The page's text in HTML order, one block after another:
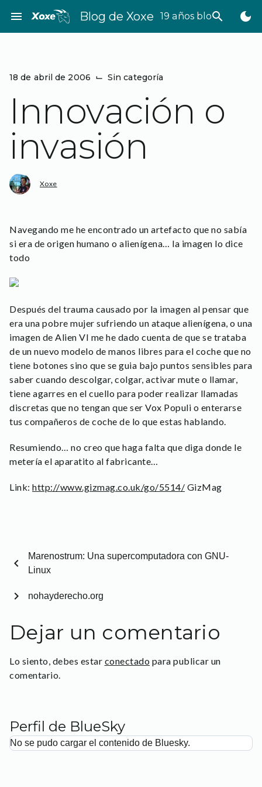
contenido
menu Blog de Xoxe 19 años bloggeando
search dark_mode
18 de abril de 2006 ⌙ Sin categoría
Innovación o
invasión
Xoxe
Navegando me he encontrado un artefacto que no sabía
si era de origen humano o alienígena… la imagen lo dice
todo
Después del trauma causado por la imagen al pensar que
era una pobre mujer sufriendo un ataque alienígena, o una
imagen de Alien VI me he dado cuenta de que se trataba
de un nuevo modelo de manos libres para el coche que no
tiene botones sino que se guia bajo puntos sensibles para
saber cuando descolgar, colgar, activar mute o llamar,
tiene agarres en el cuello para poder realizar llamadas
discretas que no tengan que ser Vox Populi o enterarse
tus compañeros de coche de lo que estas hablando.
Resumiendo… no creo que haga falta que diga donde le
metería el aparatito al fabricante…
Link: http://www.gizmag.co.uk/go/5514/ GizMag
chevron_left
Marenostrum: Una supercomputadora con GNU-
Linux
nohayderecho.org
chevron_right
Dejar un comentario
Lo siento, debes estar conectado para publicar un
comentario.
Perfil de BlueSky
No se pudo cargar el contenido de Bluesky.